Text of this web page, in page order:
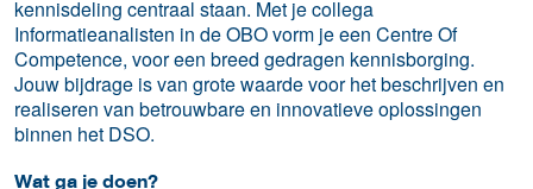
kennisdeling centraal staan. Met je collega
Informatieanalisten in de OBO vorm je een Centre Of
Competence, voor een breed gedragen kennisborging.
Jouw bijdrage is van grote waarde voor het beschrijven en
realiseren van betrouwbare en innovatieve oplossingen
binnen het DSO.
Wat ga je doen?